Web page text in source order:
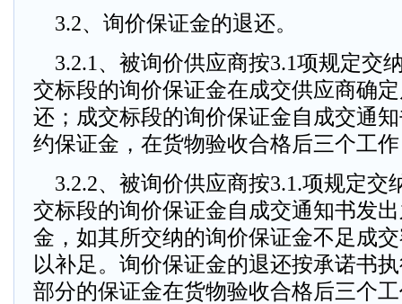
3.2、询价保证金的退还。
3.2.1、被询价供应商按3.1项规定交
交标段的询价保证金在成交供应商确
还；成交标段的询价保证金自成交通
约保证金，在货物验收合格后三个工
3.2.2、被询价供应商按3.1.项规定交
交标段的询价保证金自成交通知书发
金，如其所交纳的询价保证金不足成
以补足。询价保证金的退还按承诺书
部分的保证金在货物验收合格后三个